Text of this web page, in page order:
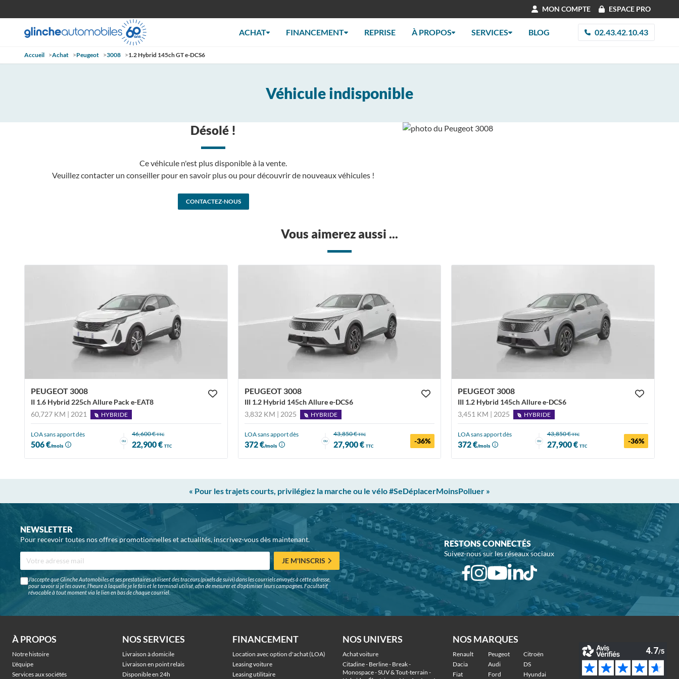
MON COMPTE ESPACE PRO
ACHAT FINANCEMENT REPRISE À PROPOS SERVICES BLOG 02.43.42.10.43
Accueil >Achat >Peugeot >3008 >1.2 Hybrid 145ch GT e-DCS6
Véhicule indisponible
Désolé !
Ce véhicule n'est plus disponible à la vente.
Veuillez contacter un conseiller pour en savoir plus ou pour découvrir de nouveaux véhicules !
CONTACTEZ-NOUS
Vous aimerez aussi ...
PEUGEOT 3008
II 1.6 Hybrid 225ch Allure Pack e-EAT8
60,727 KM | 2021
HYBRIDE
LOA sans apport dès
506 €/mois
ou
46,600 €TTC
22,900 €TTC
PEUGEOT 3008
III 1.2 Hybrid 145ch Allure e-DCS6
3,832 KM | 2025
HYBRIDE
LOA sans apport dès
372 €/mois
ou
43,850 €TTC
27,900 € TTC
-36%
PEUGEOT 3008
III 1.2 Hybrid 145ch Allure e-DCS6
3,451 KM | 2025
HYBRIDE
LOA sans apport dès
372 €/mois
ou
43,850 €TTC
27,900 € TTC
-36%
« Pour les trajets courts, privilégiez la marche ou le vélo #SeDéplacerMoinsPolluer »
NEWSLETTER
Pour recevoir toutes nos offres promotionnelles et actualités, inscrivez-vous dès maintenant.
JE M'INSCRIS
J'accepte que Glinche Automobiles et ses prestataires utilisent des traceurs (pixels de suivi) dans les courriels envoyés à cette adresse,
pour savoir si je les ouvre, l'heure à laquelle je le fais et le terminal utilisé, afin de mesurer et d'optimiser leurs campagnes. Facultatif,
révocable à tout moment via le lien en bas de chaque courriel.
RESTONS CONNECTÉS
Suivez-nous sur les réseaux sociaux
À PROPOS
Notre histoire
L'équipe
Services aux sociétés
NOS SERVICES
Livraison à domicile
Livraison en point relais
Disponible en 24h
FINANCEMENT
Location avec option d'achat (LOA)
Leasing voiture
Leasing utilitaire
NOS UNIVERS
Achat voiture
Citadine - Berline - Break -
Monospace - SUV & Tout-terrain -
NOS MARQUES
Renault Peugeot
Citroën
Dacia
Audi
DS
Fiat
Ford Hyundai